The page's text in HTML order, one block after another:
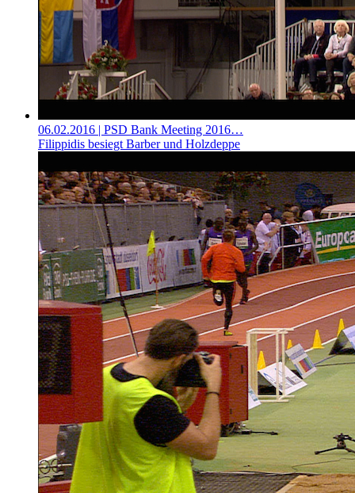
06.02.2016 | PSD Bank Meeting 2016…
Filippidis besiegt Barber und Holzdeppe